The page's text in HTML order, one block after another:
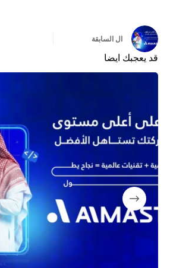
ال السابقة
قد يعجبك ايضا